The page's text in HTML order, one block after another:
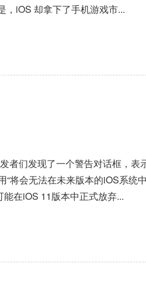
，iOS 却拿下了手机游戏市...
者们发现了一个警告对话框，表
“将会无法在未来版本的iOS系统
在iOS 11版本中正式放弃...